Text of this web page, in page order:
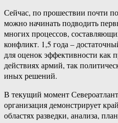
Сейчас, по прошествии почти
можно начинать подводить
многих процессов,
конфликт. 1,5 года –
для оценок эффективности
действиях армий, так
иных решений.
В текущий момент
организация демонстрирует
областях разведки, анализа,